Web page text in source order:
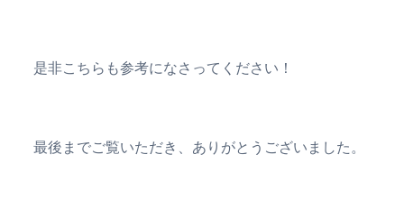
是非こちらも参考になさってください！
最後までご覧いただき、ありがとうございました。